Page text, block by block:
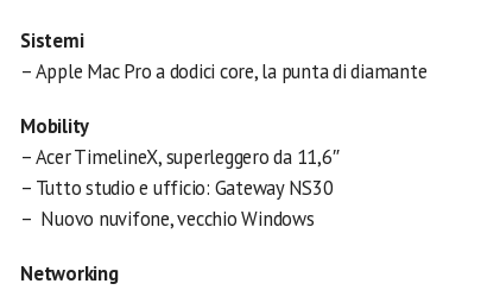
Sistemi
– Apple Mac Pro a dodici core, la punta di diamante
Mobility
– Acer TimelineX, superleggero da 11,6″
– Tutto studio e ufficio: Gateway NS30
– Nuovo nuvifone, vecchio Windows
Networking